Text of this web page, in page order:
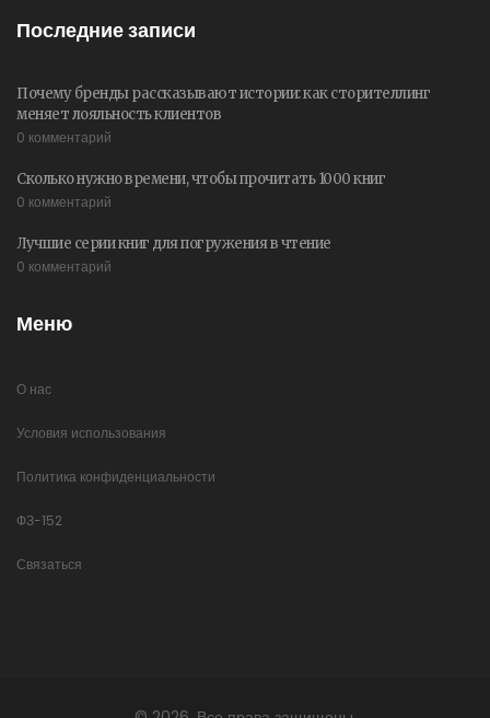
Последние записи
Почему бренды рассказывают истории: как сторителлинг
меняет лояльность клиентов
0 комментарий
Сколько нужно времени, чтобы прочитать 1000 книг
0 комментарий
Лучшие серии книг для погружения в чтение
0 комментарий
Меню
О нас
Условия использования
Политика конфиденциальности
ФЗ-152
Связаться